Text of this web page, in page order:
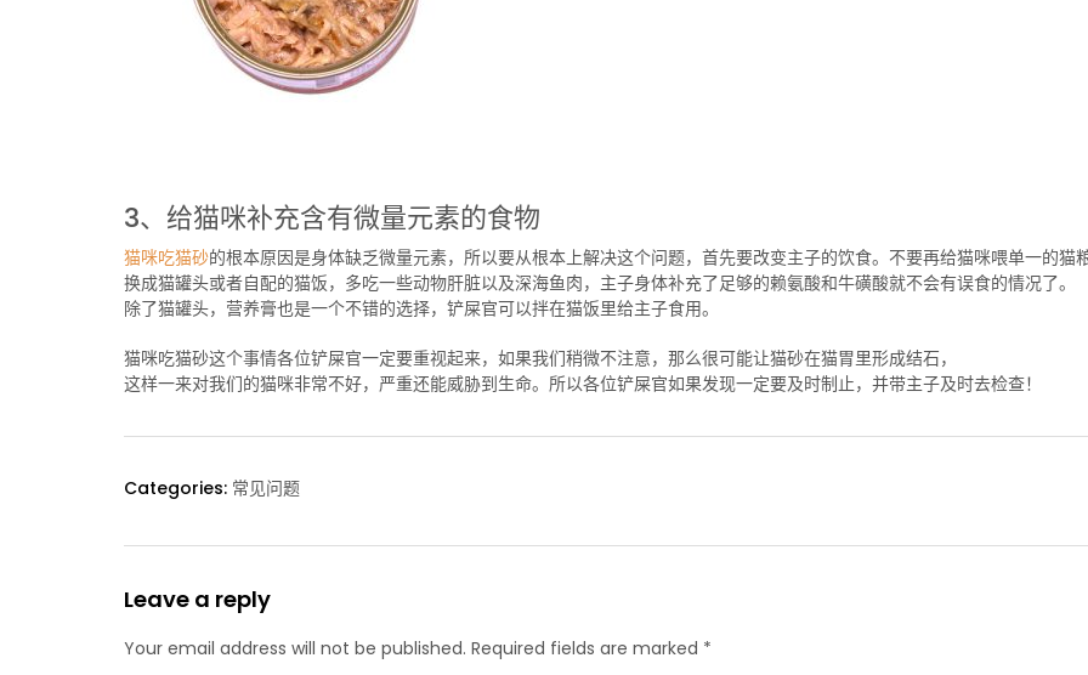
3、给猫咪补充含有微量元素的食物
猫咪吃猫砂的根本原因是身体缺乏微量元素，所以要从根本上解决这个问题，首先要改变主子的饮食。不要再给猫咪喂单一的猫
换成猫罐头或者自配的猫饭，多吃一些动物肝脏以及深海鱼肉，主子身体补充了足够的赖氨酸和牛磺酸就不会有误食的情况了。
除了猫罐头，营养膏也是一个不错的选择，铲屎官可以拌在猫饭里给主子食用。
猫咪吃猫砂这个事情各位铲屎官一定要重视起来，如果我们稍微不注意，那么很可能让猫砂在猫胃里形成结石，
这样一来对我们的猫咪非常不好，严重还能威胁到生命。所以各位铲屎官如果发现一定要及时制止，并带主子及时去检查！
Categories: 常见问题
Leave a reply
Your email address will not be published. Required fields are marked *